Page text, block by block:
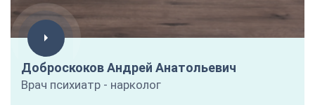
Доброскоков Андрей Анатольевич
Врач психиатр - нарколог